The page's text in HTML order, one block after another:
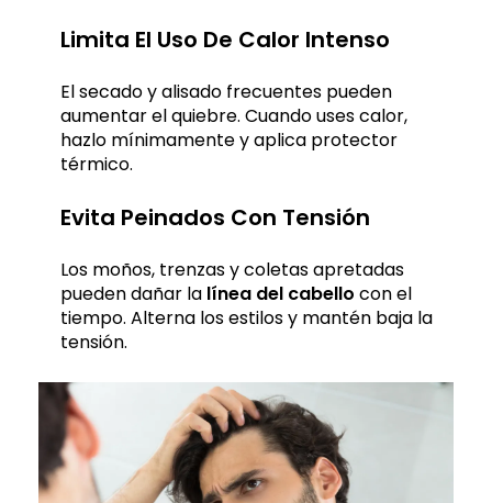
Limita El Uso De Calor Intenso
El secado y alisado frecuentes pueden
aumentar el quiebre. Cuando uses calor,
hazlo mínimamente y aplica protector
térmico.
Evita Peinados Con Tensión
Los moños, trenzas y coletas apretadas
pueden dañar la línea del cabello con el
tiempo. Alterna los estilos y mantén baja la
tensión.